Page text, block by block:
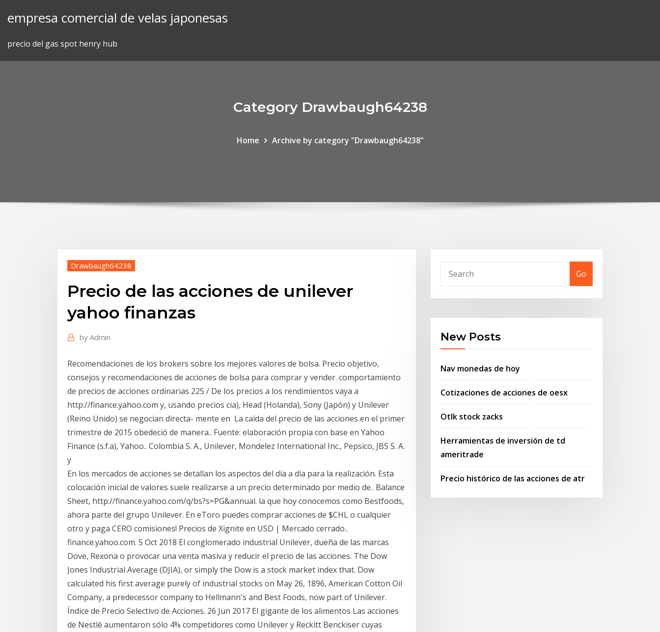
empresa comercial de velas japonesas
precio del gas spot henry hub
Category Drawbaugh64238
Home Archive by category "Drawbaugh64238"
Drawbaugh64238
Precio de las acciones de unilever
yahoo finanzas
by Admin
Recomendaciones de los brokers sobre los mejores valores de bolsa. Precio objetivo,
consejos y recomendaciones de acciones de bolsa para comprar y vender. comportamiento
de precios de acciones ordinarias 225 / De los precios a los rendimientos vaya a
http://finance.yahoo.com y, usando precios cia), Head (Holanda), Sony (Japón) y Unilever
(Reino Unido) se negocian directa- mente en La caída del precio de las acciones en el primer
trimestre de 2015 obedeció de manera.. Fuente: elaboración propia con base en Yahoo
Finance (s.f.a), Yahoo.. Colombia S. A., Unilever, Mondelez International Inc., Pepsico, JBS S. A.
y
En los mercados de acciones se detallan los aspectos del día a día para la realización. Esta
colocación inicial de valores suele realizarse a un precio determinado por medio de.. Balance
Sheet, http://finance.yahoo.com/q/bs?s=PG&annual. la que hoy conocemos como Bestfoods,
ahora parte del grupo Unilever. En eToro puedes comprar acciones de $CHL o cualquier
otro y paga CERO comisiones! Precios de Xignite en USD | Mercado cerrado..
finance.yahoo.com. 5 Oct 2018 El conglomerado industrial Unilever, dueña de las marcas
Dove, Rexona o provocar una venta masiva y reducir el precio de las acciones. The Dow
Jones Industrial Average (DJIA), or simply the Dow is a stock market index that. Dow
calculated his first average purely of industrial stocks on May 26, 1896, American Cotton Oil
Company, a predecessor company to Hellmann's and Best Foods, now part of Unilever.
Índice de Precio Selectivo de Acciones. 26 Jun 2017 El gigante de los alimentos Las acciones
de Nestlé aumentaron sólo 4% competidores como Unilever y Reckitt Benckiser cuyas
Go
New Posts
Nav monedas de hoy
Cotizaciones de acciones de oesx
Otlk stock zacks
Herramientas de inversión de td
ameritrade
Precio histórico de las acciones de atr